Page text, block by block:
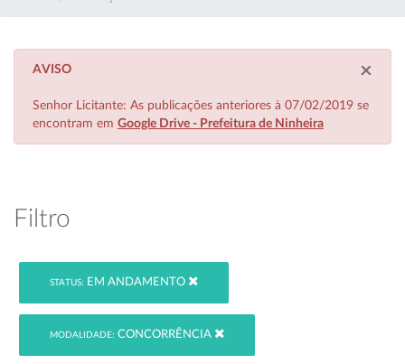
×
AVISO
Senhor Licitante: As publicações anteriores à 07/02/2019 se
encontram em Google Drive - Prefeitura de Ninheira
Filtro
STATUS: EM ANDAMENTO
MODALIDADE: CONCORRÊNCIA